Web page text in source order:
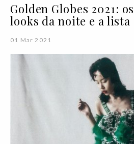
Golden Globes 2021:
looks da noite e a lista
01 Mar 2021